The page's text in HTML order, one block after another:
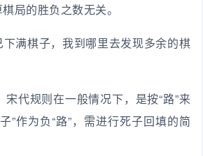
局的胜负之数无关。
满棋子，我到哪里去发现多余的棋
代规则在一般情况下，是按“路”来
”作为负“路”，需进行死子回填的简